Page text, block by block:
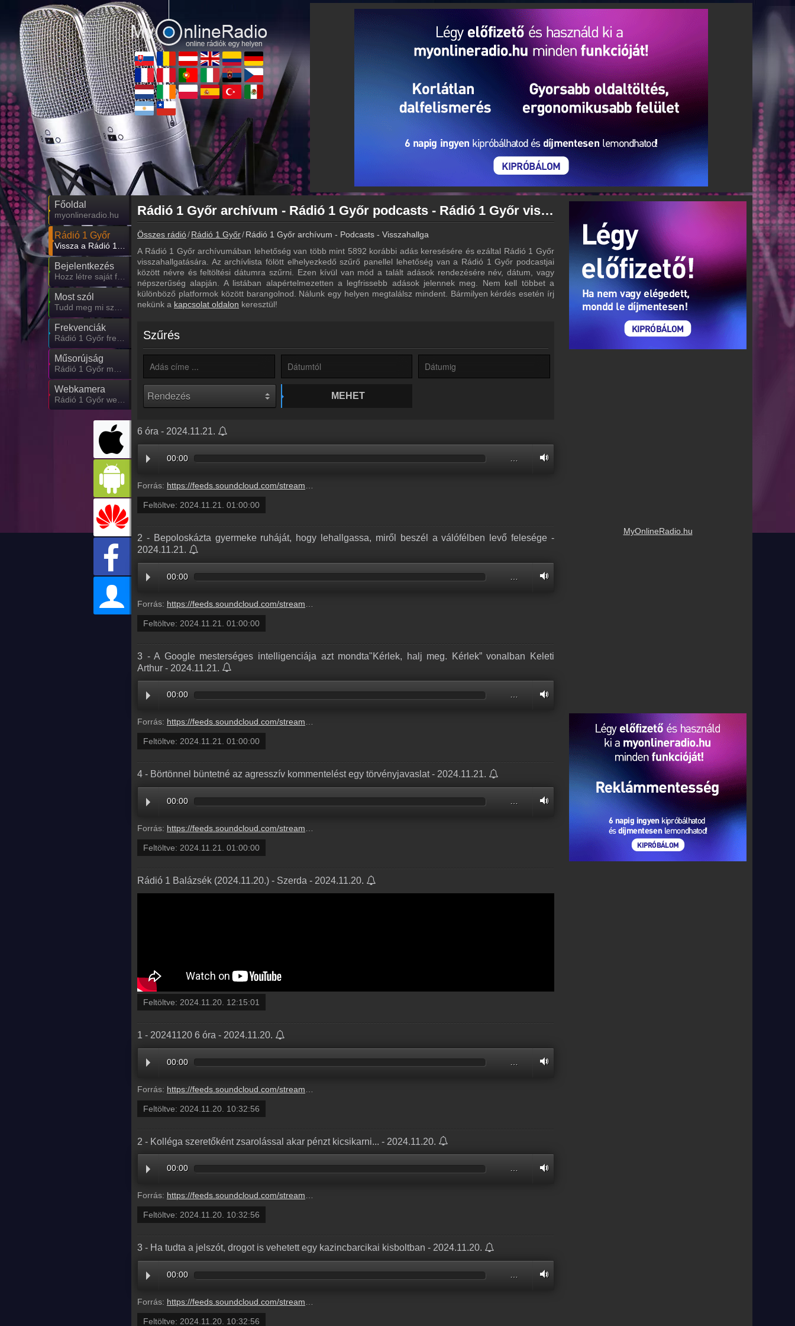
Főoldal
myonlineradio.hu
Rádió 1 Győr
Bejelentkezés
Most szól
Frekvenciák
Műsorújság
Webkamera
MyOnlineRadio.hu
Rádió 1 Győr archívum - Rádió 1 Győr podcasts - Rádió 1 Győr visszahallgatás
Összes rádió Rádió 1 Győr Rádió 1 Győr archívum - Podcasts - Visszahallgatás
A Rádió 1 Győr archívumában lehetőség van több mint 5892 korábbi adás keresésére és ezáltal Rádió 1 Győr
visszahallgatására. Az archívlista fölött elhelyezkedő szűrő panellel lehetőség van a Rádió 1 Győr podcastjai
között névre és feltöltési dátumra szűrni. Ezen kívül van mód a talált adások rendezésére név, dátum, vagy
népszerűség alapján. A listában alapértelmezetten a legfrissebb adások jelennek meg. Nem kell többet a
különböző platformok között barangolnod. Nálunk egy helyen megtalálsz mindent. Bármilyen kérdés esetén írj
nekünk a kapcsolat oldalon keresztül!
Szűrés
MEHET
6 óra - 2024.11.21.
00:00
Forrás: https://feeds.soundcloud.com/stream/1964469603-radio1hungary-6-ora-471710155.mp3
Feltöltve: 2024.11.21. 01:00:00
2 - Bepoloskázta gyermeke ruháját, hogy lehallgassa, miről beszél a válófélben levő felesége -
2024.11.21.
00:00
Forrás: https://feeds.soundcloud.com/stream/1964469571-radio1hungary-2-bepolosk-zta-gyermeke-ruh-j.mp3
Feltöltve: 2024.11.21. 01:00:00
3 - A Google mesterséges intelligenciája azt mondta"Kérlek, halj meg. Kérlek” vonalban Keleti
Arthur - 2024.11.21.
00:00 …
Forrás: https://feeds.soundcloud.com/stream/1964469567-radio1hungary-3-a-google-mesters-ges.mp3
Feltöltve: 2024.11.21. 01:00:00
4 - Börtönnel büntetné az agresszív kommentelést egy törvényjavaslat - 2024.11.21.
00:00
Forrás: https://feeds.soundcloud.com/stream/1964469559-radio1hungary-4-boertoennel-buentetne-az.mp3
Feltöltve: 2024.11.21. 01:00:00
Rádió 1 Balázsék (2024.11.20.) - Szerda - 2024.11.20.
Feltöltve: 2024.11.20. 12:15:01
1 - 20241120 6 óra - 2024.11.20.
00:00
Forrás: https://feeds.soundcloud.com/stream/1962611419-balazsek-1-20241120-6-ora.mp3
Feltöltve: 2024.11.20. 10:32:56
2 - Kolléga szeretőként zsarolással akar pénzt kicsikarni... - 2024.11.20.
00:00 …
Forrás: https://feeds.soundcloud.com/stream/1962611415-balazsek-2-koll-ga-szeret-k-nt-zsarol.mp3
Feltöltve: 2024.11.20. 10:32:56
3 - Ha tudta a jelszót, drogot is vehetett egy kazincbarcikai kisboltban - 2024.11.20.
00:00
Forrás: https://feeds.soundcloud.com/stream/1962611411-balazsek-3-ha-tudta-a-jelszot-drogot-is.mp3
Feltöltve: 2024.11.20. 10:32:56